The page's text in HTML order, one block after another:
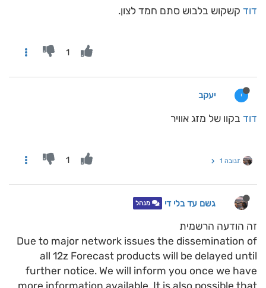
דוד קשקוש בלבוש סתם חמד לצון.
1
י יעקב
דוד בקוו של מזג אוויר
תגובה 1 1
גשם עד בלי די מנהל
זה הודעה הרשמית
Due to major network issues the dissemination of
all 12z Forecast products will be delayed until
further notice. We will inform you once we have
more information available. It is also possible that